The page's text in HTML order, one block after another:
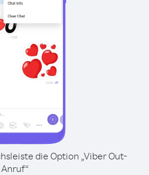
die Option „Viber Out-
Anruf“